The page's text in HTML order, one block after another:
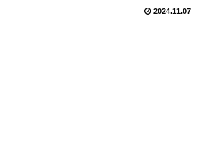
2024.11.07